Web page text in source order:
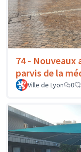
74 - Nouveaux
parvis de la
Ville de Lyon 0